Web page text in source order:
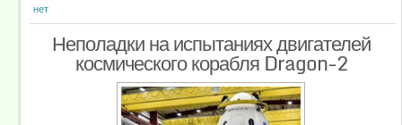
нет
Неполадки на испытаниях двигателей
космического корабля Dragon-2